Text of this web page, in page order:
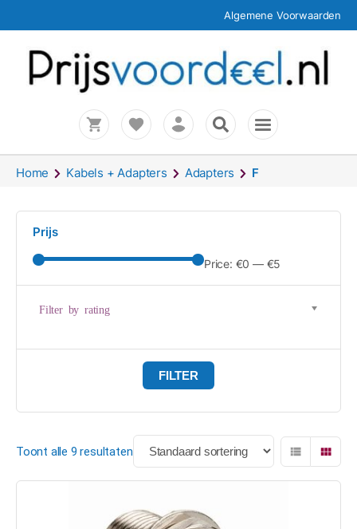
Algemene Voorwaarden
Home Kabels + Adapters Adapters F
Prijs
Price: €0 — €5
Filter by rating
FILTER
Toont alle 9 resultaten